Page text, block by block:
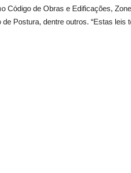
Código de Obras e Edificações,
Postura, dentre outros. “Estas leis